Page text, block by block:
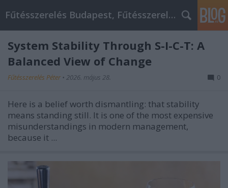
Fűtésszerelés Budapest, Fűtésszerelő - Péter Segít
System Stability Through S-I-C-T: A
Balanced View of Change
Fűtésszerelés Péter • 2026. május 28. 0
Here is a belief worth dismantling: that stability
means standing still. It is one of the most expensive
misunderstandings in modern management,
because it ...